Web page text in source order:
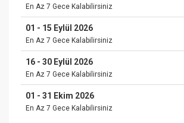
En Az 7 Gece Kalabilirsiniz
01 - 15 Eylül 2026
En Az 7 Gece Kalabilirsiniz
16 - 30 Eylül 2026
En Az 7 Gece Kalabilirsiniz
01 - 31 Ekim 2026
En Az 7 Gece Kalabilirsiniz